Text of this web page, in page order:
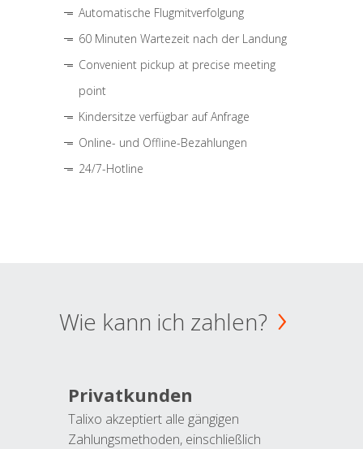
Automatische Flugmitverfolgung
60 Minuten Wartezeit nach der Landung
Convenient pickup at precise meeting
point
Kindersitze verfügbar auf Anfrage
Online- und Offline-Bezahlungen
24/7-Hotline
Wie kann ich zahlen?
Privatkunden
Talixo akzeptiert alle gängigen
Zahlungsmethoden, einschließlich